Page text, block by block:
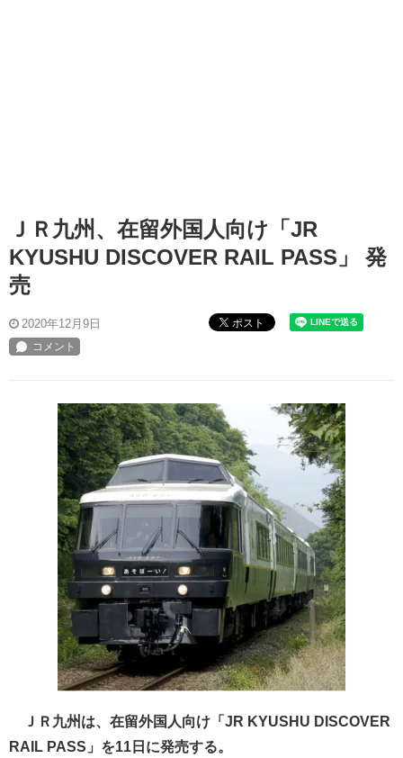
ＪＲ九州、在留外国人向け「JR
KYUSHU DISCOVER RAIL PASS」 発
売
2020年12月9日 ポスト
ＪＲ九州は、在留外国人向け「JR KYUSHU DISCOVER
RAIL PASS」を11日に発売する。